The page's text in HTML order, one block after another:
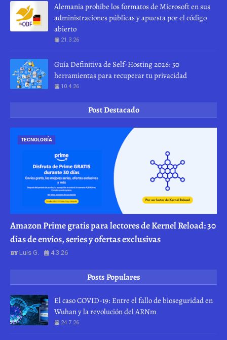
Alemania prohíbe los formatos de Microsoft en sus
administraciones públicas y apuesta por el código
abierto
21.3.26
Guía Definitiva de Self-Hosting 2026: 50
herramientas para recuperar tu privacidad
10.4.26
Post Destacado
TECNOLOGÍA
Amazon Prime gratis para lectores de Kernel Reload: 30
días de envíos, series y ofertas exclusivas
Luis G. 4.3.26
Posts Populares
El caso COVID-19: Entre el fallo de bioseguridad en
Wuhan y la revolución del ARNm
24.7.26